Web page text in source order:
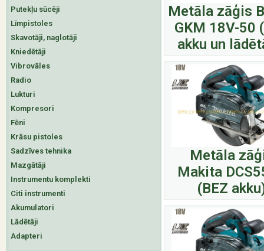
Putekļu sūcēji
Līmpistoles
Skavotāji, naglotāji
Kniedētāji
Vibrovāles
Radio
Lukturi
Kompresori
Fēni
Krāsu pistoles
Sadzīves tehnika
Mazgātāji
Instrumentu komplekti
Citi instrumenti
Akumulatori
Lādētāji
Adapteri
Metāla zāģis
GKM 18V-50
akku un
Metāla
Makita
(BEZ